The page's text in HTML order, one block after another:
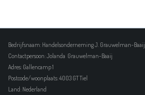
Bedrijfsnaam: Handelsonderneming J. Grauwelman-Baaij
Contactpersoon: Jolanda Grauwelman-Baaij
Adres: Gallencamp 1
Postcode/woonplaats: 4003 GT Tiel
Land: Nederland